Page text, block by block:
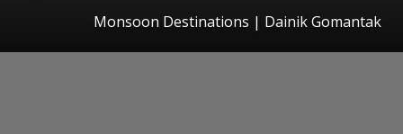
Monsoon Destinations | Dainik Gomantak